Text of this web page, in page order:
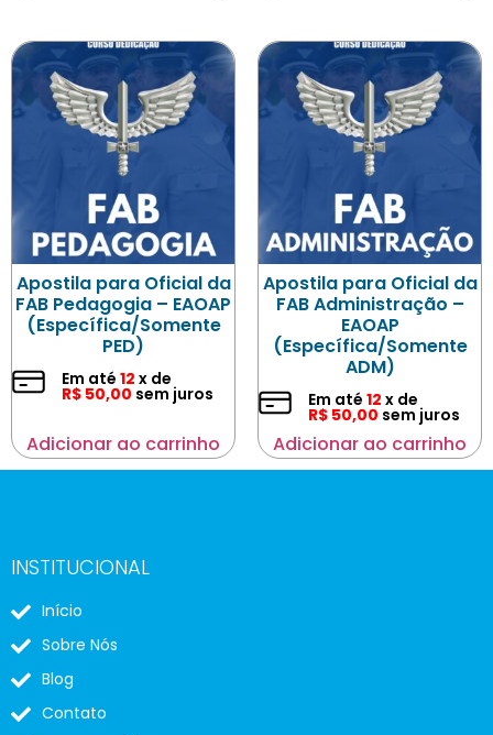
Apostila para Oficial da
FAB Pedagogia – EAOAP
(Específica/Somente
PED)
Em até 12 x de
R$ 50,00 sem juros
Adicionar ao carrinho
Apostila para Oficial da
FAB Administração –
EAOAP
(Específica/Somente
ADM)
Em até 12 x de
R$ 50,00 sem juros
Adicionar ao carrinho
INSTITUCIONAL
Início
Sobre Nós
Blog
Contato